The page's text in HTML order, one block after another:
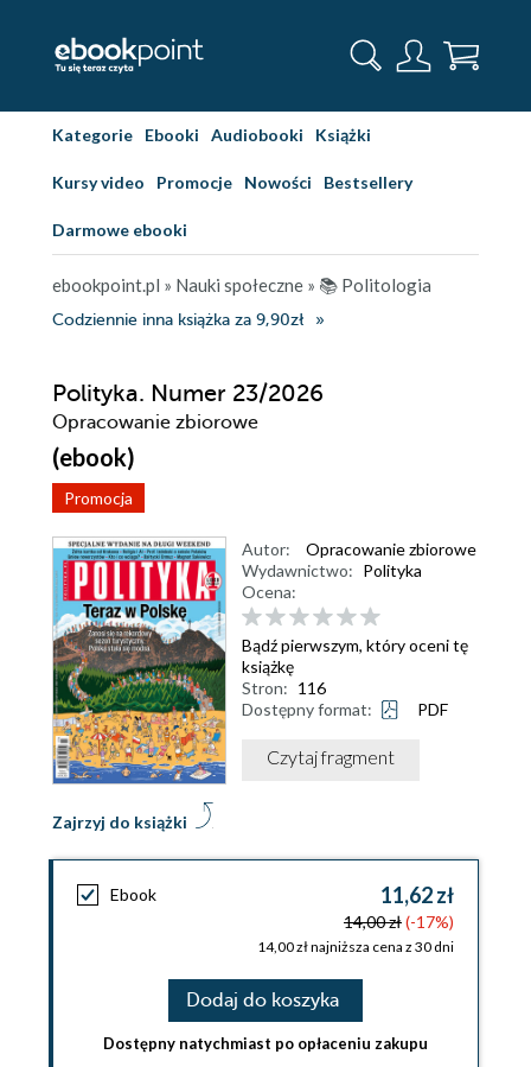
Kategorie Ebooki Audiobooki Książki
Kursy video Promocje Nowości Bestsellery
Darmowe ebooki
ebookpoint.pl » Nauki społeczne » 📚 Politologia
Codziennie inna książka za 9,90zł
Polityka. Numer 23/2026
Opracowanie zbiorowe
(ebook)
Promocja
Zajrzyj do książki
Autor:
Opracowanie zbiorowe
Wydawnictwo: Polityka
Ocena:
Bądź pierwszym, który oceni tę
książkę
Stron: 116
Dostępny format:
PDF
Czytaj fragment
Ebook 11,62 zł
14,00 zł(-17%)
14,00 zł najniższa cena z 30 dni
Dodaj do koszyka
Dostępny natychmiast po opłaceniu zakupu